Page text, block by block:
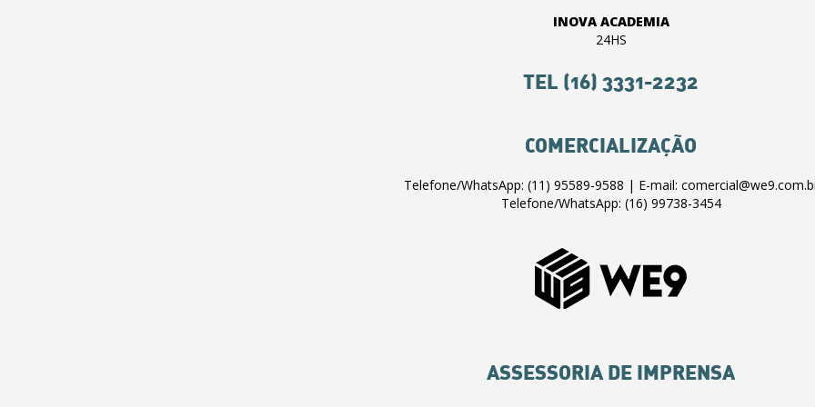
INOVA ACADEMIA
24HS
TEL (16) 3331-2232
COMERCIALIZAÇÃO
Telefone/WhatsApp: (11) 95589-9588 | E-mail:
Telefone/WhatsApp: (16) 99738-3454
ASSESSORIA DE IMPRENSA